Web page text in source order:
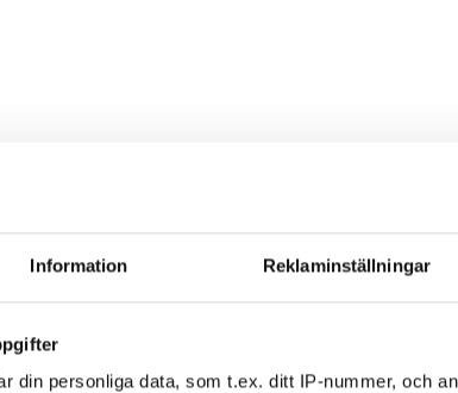
Information Reklaminställningar
din personliga data, som t.ex. ditt IP-nummer, och